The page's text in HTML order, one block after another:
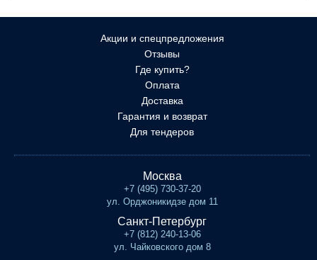
Акции и спецпредложения
Отзывы
Где купить?
Оплата
Доставка
Гарантия и возврат
Для тендеров
Москва
+7 (495) 730-37-20
ул. Орджоникидзе дом 11
Санкт-Петербург
+7 (812) 240-13-06
ул. Чайковского дом 8